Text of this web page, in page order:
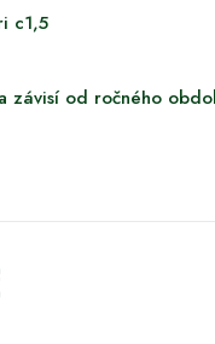
c1,5
závisí od ročného